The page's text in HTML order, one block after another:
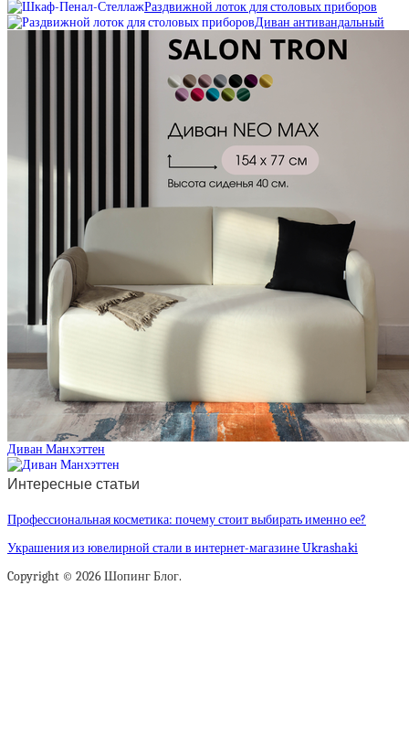
Раздвижной лоток для столовых приборов
Диван антивандальный
Диван Манхэттен
Интересные статьи
Профессиональная косметика: почему стоит выбирать именно ее?
Украшения из ювелирной стали в интернет-магазине Ukrashaki
Copyright © 2026 Шопинг Блог.